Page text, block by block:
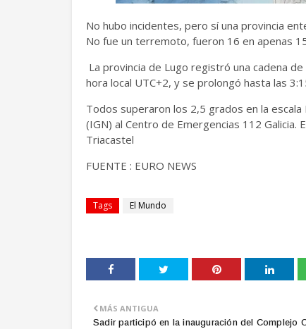
No hubo incidentes, pero sí una provincia
No fue un terremoto, fueron 16 en apenas
La provincia de Lugo registró una cadena
hora local UTC+2, y se prolongó hasta las
Todos superaron los 2,5 grados en la
(IGN) al Centro de Emergencias 112
Triacastel
FUENTE : EURO NEWS
Tags El Mundo
MÁS ANTIGUA
Sadir participó en la inauguración del Complejo